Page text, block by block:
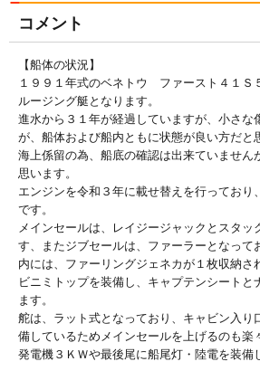
コメント
【船体の状況】
１９９１年式のベネトウ ファースト４１
ルージング艇となります。
進水から３１年が経過していますが、小さな
が、船体および船内ともに状態が良い方だと
海上係留の為、船底の確認は出来ていません
思います。
エンジンを令和３年に載せ替えを行っており
です。
メインセールは、レイジージャックとスタッ
す、またジブセールは、ファーラーとなって
内には、ファーリングジェネカが１枚収納さ
ビニミトップを装備し、キャプテンシートと
ます。
舵は、ラット式となっており、キャビン入り
備しているためメインセールを上げるのも楽
発電機３ＫＷや最後尾に船尾灯・陸電を装備